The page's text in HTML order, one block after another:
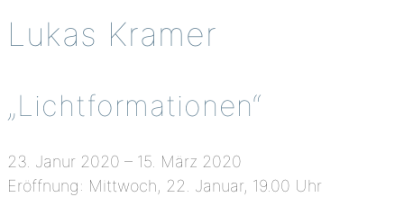
Lukas Kramer
„Lichtformationen“
23. Janur 2020 – 15. März 2020
Eröffnung: Mittwoch, 22. Januar, 19.00 Uhr